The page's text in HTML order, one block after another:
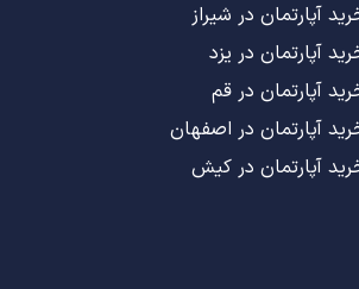
آپارتمان در شیراز
آپارتمان در یزد
آپارتمان در قم
آپارتمان در اصفهان
آپارتمان در کیش